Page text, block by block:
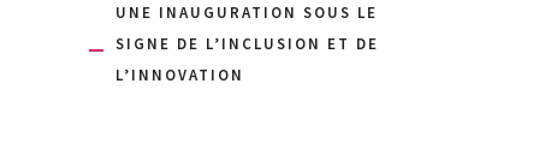
UNE INAUGURATION SOUS LE
SIGNE DE L’INCLUSION ET DE
L’INNOVATION